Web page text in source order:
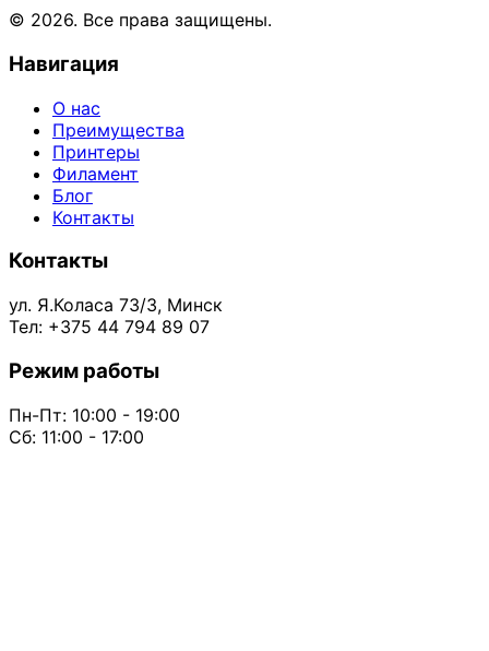
© 2026. Все права защищены.
Навигация
О нас
Преимущества
Принтеры
Филамент
Блог
Контакты
Контакты
ул. Я.Коласа 73/3, Минск
Тел: +375 44 794 89 07
Режим работы
Пн-Пт: 10:00 - 19:00
Сб: 11:00 - 17:00